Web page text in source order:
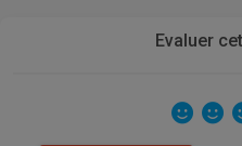
Evaluer